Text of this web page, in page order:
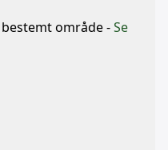
område -Se